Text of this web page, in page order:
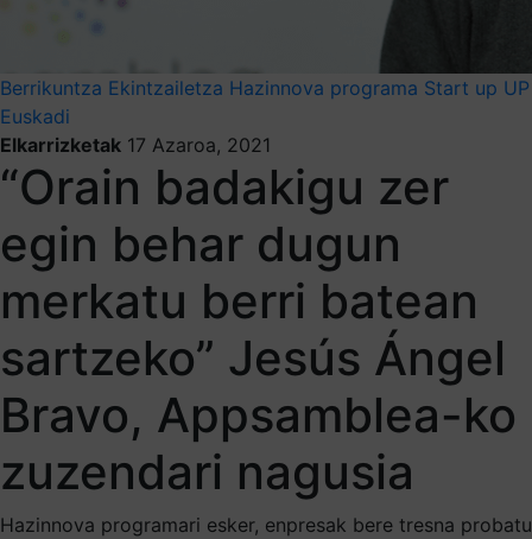
Berrikuntza Ekintzailetza Hazinnova programa Start up UP
Euskadi
Elkarrizketak 17 Azaroa, 2021
“Orain badakigu zer
egin behar dugun
merkatu berri batean
sartzeko” Jesús Ángel
Bravo, Appsamblea-ko
zuzendari nagusia
Hazinnova programari esker, enpresak bere tresna probatu